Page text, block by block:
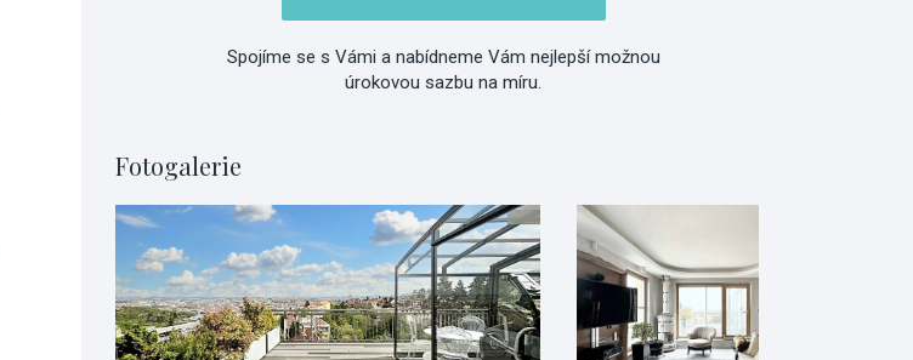
Spojíme se s Vámi a nabídneme Vám nejlepší možnou
úrokovou sazbu na míru.
Fotogalerie